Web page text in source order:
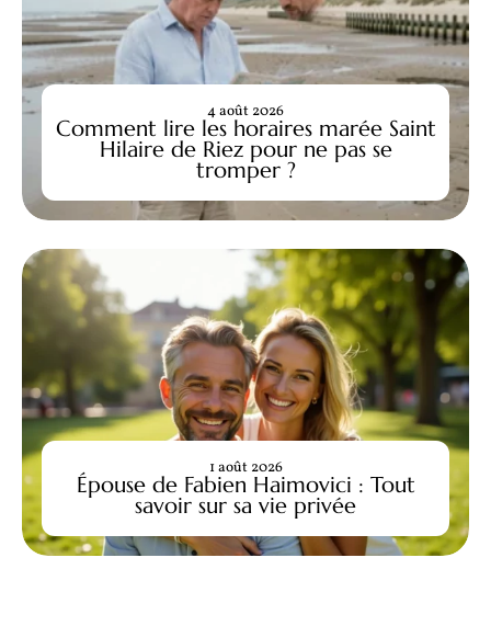
Comment lire les horaires marée Saint
Hilaire de Riez pour ne pas se
tromper ?
4 août 2026
Épouse de Fabien Haimovici : Tout
savoir sur sa vie privée
1 août 2026